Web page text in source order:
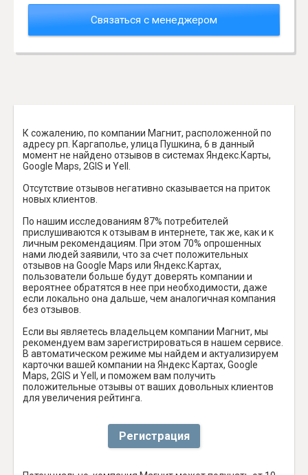
Связаться с менеджером
К сожалению, по компании Магнит, расположенной по
адресу рп. Каргаполье, улица Пушкина, 6 в данный
момент не найдено отзывов в системах Яндекс.Карты,
Google Maps, 2GIS и Yell.
Отсутствие отзывов негативно сказывается на приток
новых клиентов.
По нашим исследованиям 87% потребителей
прислушиваются к отзывам в интернете, так же, как и к
личным рекомендациям. При этом 70% опрошенных
нами людей заявили, что за счет положительных
отзывов на Google Maps или Яндекс.Картах,
пользователи больше будут доверять компании и
вероятнее обратятся в нее при необходимости, даже
если локально она дальше, чем аналогичная компания
без отзывов.
Если вы являетесь владельцем компании Магнит, мы
рекомендуем вам зарегистрироваться в нашем сервисе.
В автоматическом режиме мы найдем и актуализируем
карточки вашей компании на Яндекс Картах, Google
Maps, 2GIS и Yell, и поможем вам получить
положительные отзывы от ваших довольных клиентов
для увеличения рейтинга.
Регистрация